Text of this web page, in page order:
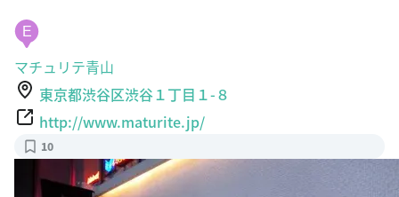
E
マチュリテ青山
東京都渋谷区渋谷１丁目１-８
http://www.maturite.jp/
10